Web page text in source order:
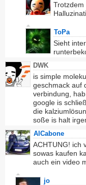
Trotzdem
ToPa
Sieht
DWK
is simple
geschmack auf
verbindung,
google is
die
soße is halt
AlCabone
ACHTUNG! ich
sowas kaufen
auch ein video
jo